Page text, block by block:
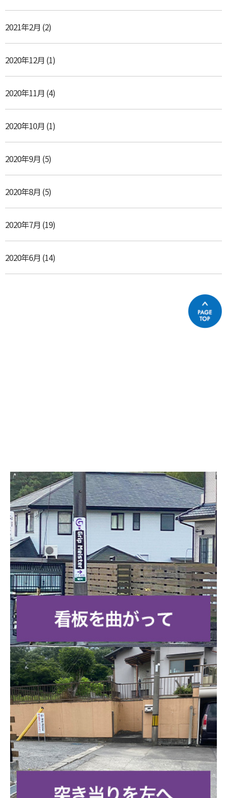
2021年2月 (2)
2020年12月 (1)
2020年11月 (4)
2020年10月 (1)
2020年9月 (5)
2020年8月 (5)
2020年7月 (19)
2020年6月 (14)